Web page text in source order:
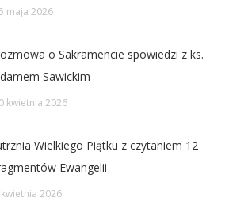
maja 2026
o Sakramencie spowiedzi z ks.
Sawickim
kwietnia 2026
Wielkiego Piątku z czytaniem 12
Ewangelii
2026